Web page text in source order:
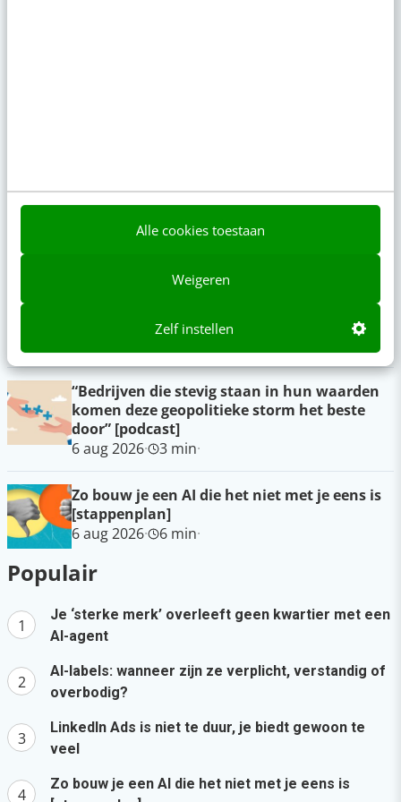
Alle cookies toestaan
Weigeren
Zelf instellen
Je merk opleveren? Waarom een PDF niet
meer genoeg is
contentbibliotheek [5 stappen]
4 min ·
“Bedrijven die stevig staan in hun waarden
komen deze geopolitieke storm het beste
door” [podcast]
6 aug 2026· 3 min·
Zo bouw je een AI die het niet met je eens is
[stappenplan]
6 aug 2026· 6 min·
Populair
Je ‘sterke merk’ overleeft geen kwartier met een
AI-agent
AI-labels: wanneer zijn ze verplicht, verstandig of
overbodig?
LinkedIn Ads is niet te duur, je biedt gewoon te
veel
Zo bouw je een AI die het niet met je eens is